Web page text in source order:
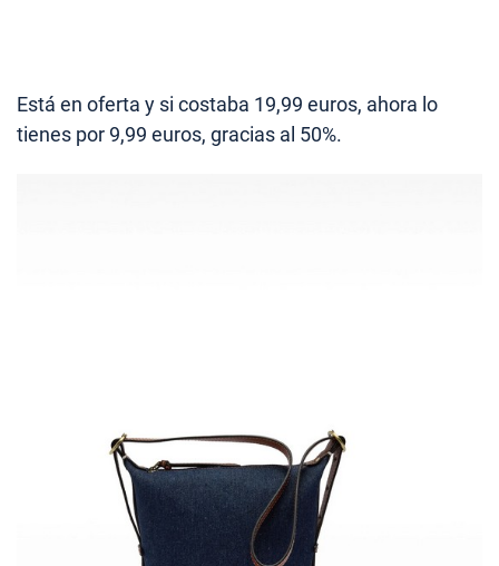
Está en oferta y si costaba 19,99 euros, ahora lo
tienes por 9,99 euros, gracias al 50%.